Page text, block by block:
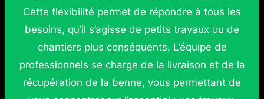
Cette flexibilité permet de répondre à tous les
besoins, qu’il s’agisse de petits travaux ou de
chantiers plus conséquents. L’équipe de
professionnels se charge de la livraison et de la
récupération de la benne, vous permettant de